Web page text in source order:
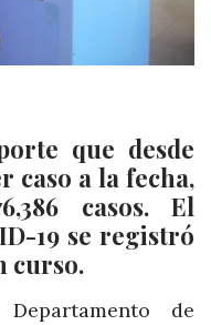
que desde
caso a la fecha,
casos. El
19 se registró
curso.
de